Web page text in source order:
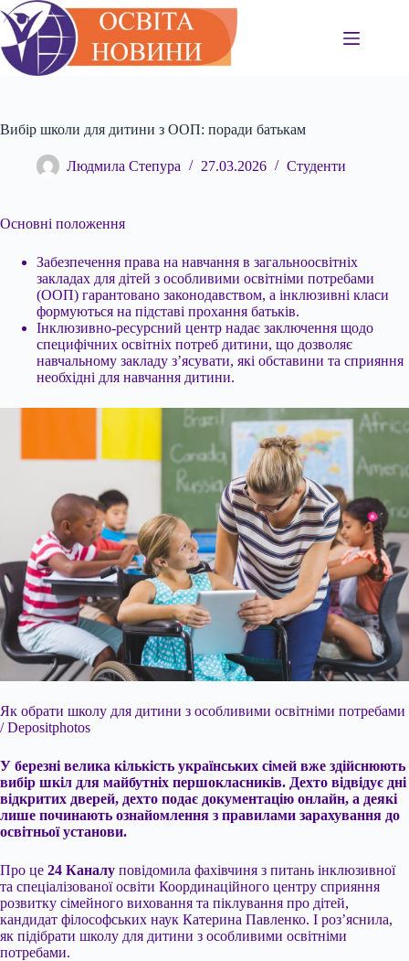
Перейти
до
вмісту
Вибір школи для дитини з ООП: поради батькам
Людмила Степура 27.03.2026 Студенти
Основні положення
Забезпечення права на навчання в загальноосвітніх
закладах для дітей з особливими освітніми потребами
(ООП) гарантовано законодавством, а інклюзивні класи
формуються на підставі прохання батьків.
Інклюзивно-ресурсний центр надає заключення щодо
специфічних освітніх потреб дитини, що дозволяє
навчальному закладу з’ясувати, які обставини та сприяння
необхідні для навчання дитини.
Як обрати школу для дитини з особливими освітніми потребами
/ Depositphotos
У березні велика кількість українських сімей вже здійснюють
вибір шкіл для майбутніх першокласників. Дехто відвідує дні
відкритих дверей, дехто подає документацію онлайн, а деякі
лише починають ознайомлення з правилами зарахування до
освітньої установи.
Про це 24 Каналу повідомила фахівчиня з питань інклюзивної
та спеціалізованої освіти Координаційного центру сприяння
розвитку сімейного виховання та піклування про дітей,
кандидат філософських наук Катерина Павленко. І роз’яснила,
як підібрати школу для дитини з особливими освітніми
потребами.